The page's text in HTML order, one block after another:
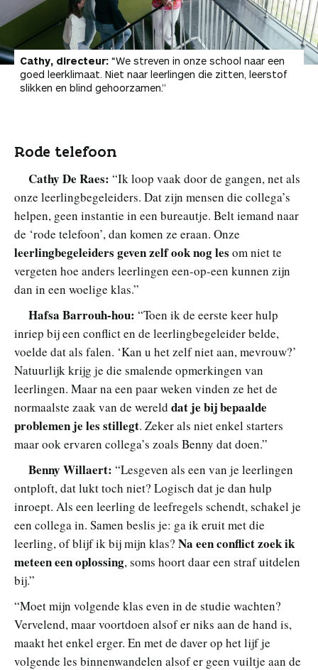
Cathy, directeur: “We streven in onze school naar een
goed leerklimaat. Niet naar leerlingen die zitten, leerstof
slikken en blind gehoorzamen.”
Rode telefoon
Cathy De Raes: “Ik loop vaak door de gangen, net als
onze leerlingbegeleiders. Dat zijn mensen die collega’s
helpen, geen instantie in een bureautje. Belt iemand naar
de ‘rode telefoon’, dan komen ze eraan. Onze
leerlingbegeleiders geven zelf ook nog les om niet te
vergeten hoe anders leerlingen een-op-een kunnen zijn
dan in een woelige klas.”
Hafsa Barrouh-hou: “Toen ik de eerste keer hulp
inriep bij een conflict en de leerlingbegeleider belde,
voelde dat als falen. ‘Kan u het zelf niet aan, mevrouw?’
Natuurlijk krijg je die smalende opmerkingen van
leerlingen. Maar na een paar weken vinden ze het de
normaalste zaak van de wereld dat je bij bepaalde
problemen je les stillegt. Zeker als niet enkel starters
maar ook ervaren collega’s zoals Benny dat doen.”
Benny Willaert: “Lesgeven als een van je leerlingen
ontploft, dat lukt toch niet? Logisch dat je dan hulp
inroept. Als een leerling de leefregels schendt, schakel je
een collega in. Samen beslis je: ga ik eruit met die
leerling, of blijf ik bij mijn klas? Na een conflict zoek ik
meteen een oplossing, soms hoort daar een straf uitdelen
bij.”
“Moet mijn volgende klas even in de studie wachten?
Vervelend, maar voortdoen alsof er niks aan de hand is,
maakt het enkel erger. En met de daver op het lijf je
volgende les binnenwandelen alsof er geen vuiltje aan de